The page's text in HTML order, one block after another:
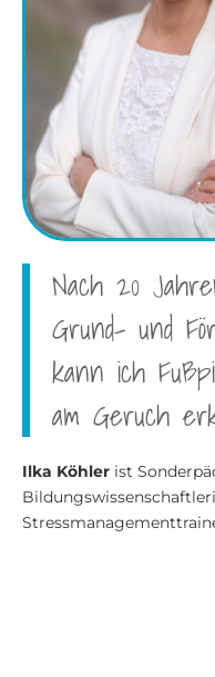
Nach 20
Grund- und
kann ich
am Geruch
Ilka Köhler ist